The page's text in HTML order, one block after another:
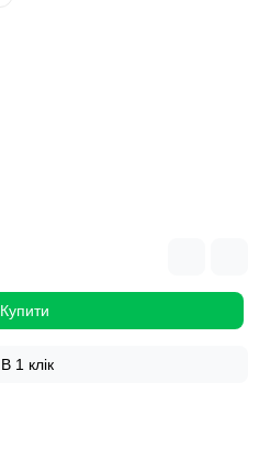
Купити
В 1 клік